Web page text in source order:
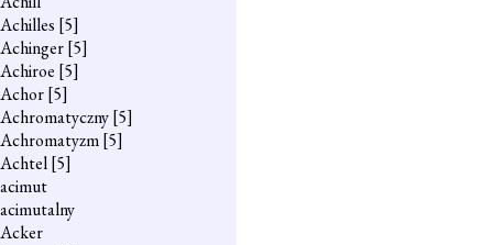
Achilles [5]
Achinger[5]
Achiroe [5]
Achor[5]
Achromatyczny[5]
Achromatyzm[5]
Achtel[5]
acimut
acimutalny
Acker